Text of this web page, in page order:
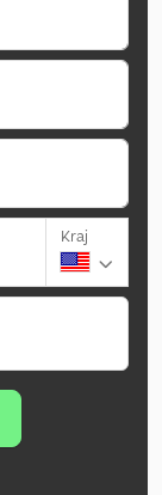
Kraj